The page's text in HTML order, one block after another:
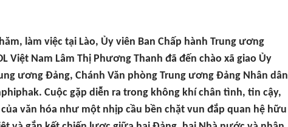
làm việc tại Lào, Ủy viên Ban Chấp hành Trung ương
Việt Nam Lâm Thị Phương Thanh đã đến chào xã giao Ủy
ương Đảng, Chánh Văn phòng Trung ương Đảng Nhân dân
Cuộc gặp diễn ra trong không khí chân tình, tin cậy,
văn hóa như một nhịp cầu bền chặt vun đắp quan hệ hữu